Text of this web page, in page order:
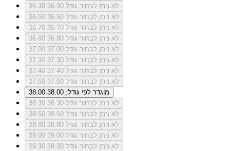
36.30
לא ניתן לבחור גודל 36.30
36.50
לא ניתן לבחור גודל 36.50
36.70
לא ניתן לבחור גודל 36.70
36.80
לא ניתן לבחור גודל 36.80
37.00
לא ניתן לבחור גודל 37.00
37.30
לא ניתן לבחור גודל 37.30
37.40
לא ניתן לבחור גודל 37.40
37.50
לא ניתן לבחור גודל 37.50
38.00
מוגדר לפי גודל: 38.00
38.30
לא ניתן לבחור גודל 38.30
38.50
לא ניתן לבחור גודל 38.50
38.80
לא ניתן לבחור גודל 38.80
39.00
לא ניתן לבחור גודל 39.00
39.30
לא ניתן לבחור גודל 39.30